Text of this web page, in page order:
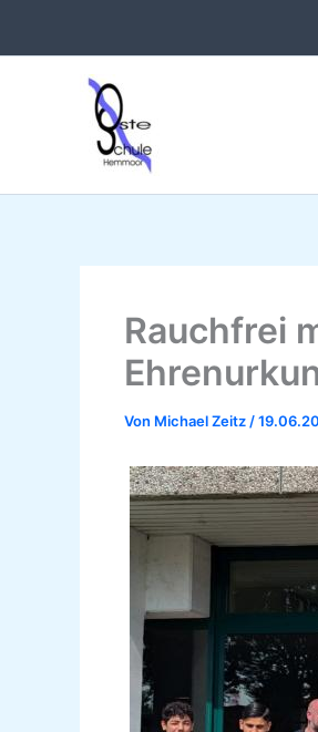
Rauchfrei
Von Michael Zeitz /